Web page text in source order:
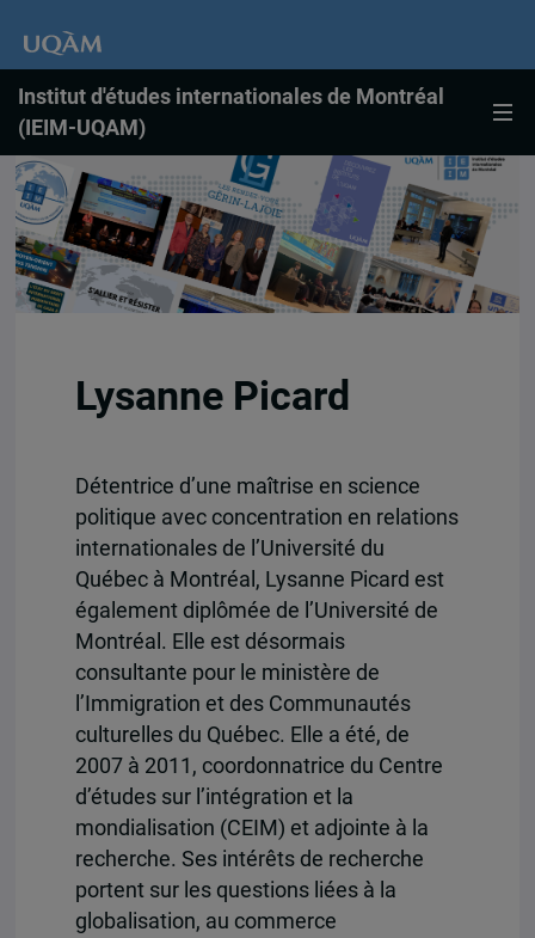
Institut d'études internationales de Montréal
(IEIM-UQAM)
Lysanne Picard
Détentrice d’une maîtrise en science
politique avec concentration en relations
internationales de l’Université du
Québec à Montréal, Lysanne Picard est
également diplômée de l’Université de
Montréal. Elle est désormais
consultante pour le ministère de
l’Immigration et des Communautés
culturelles du Québec. Elle a été, de
2007 à 2011, coordonnatrice du Centre
d’études sur l’intégration et la
mondialisation (CEIM) et adjointe à la
recherche. Ses intérêts de recherche
portent sur les questions liées à la
globalisation, au commerce